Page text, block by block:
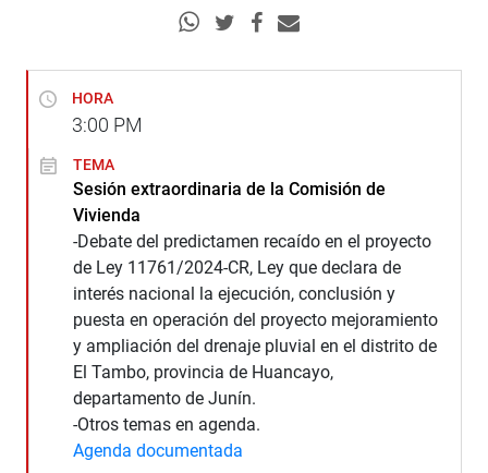
HORA
3:00 PM
TEMA
Sesión extraordinaria de la Comisión de
Vivienda
-Debate del predictamen recaído en el proyecto
de Ley 11761/2024-CR, Ley que declara de
interés nacional la ejecución, conclusión y
puesta en operación del proyecto mejoramiento
y ampliación del drenaje pluvial en el distrito de
El Tambo, provincia de Huancayo,
departamento de Junín.
-Otros temas en agenda.
Agenda documentada